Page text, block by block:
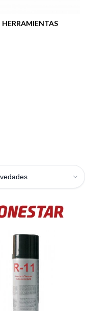
HERRAMIENTAS